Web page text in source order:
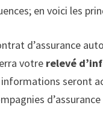
en voici les
d’assurance
votre relevé
informations seront